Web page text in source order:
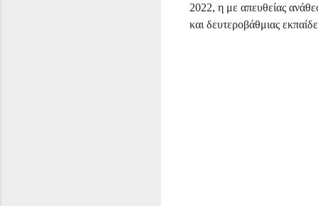
2022, η με απευθείας
και δευτεροβάθμιας